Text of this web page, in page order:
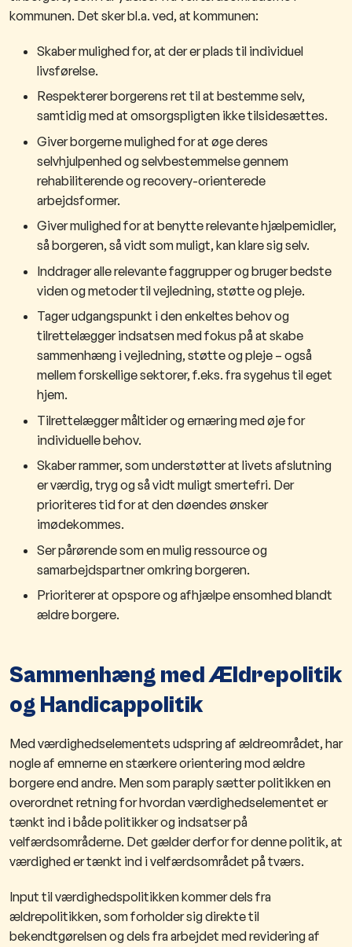
kommunen. Det sker bl.a. ved, at kommunen:
Skaber mulighed for, at der er plads til individuel
livsførelse.
Respekterer borgerens ret til at bestemme selv,
samtidig med at omsorgspligten ikke tilsidesættes.
Giver borgerne mulighed for at øge deres
selvhjulpenhed og selvbestemmelse gennem
rehabiliterende og recovery-orienterede
arbejdsformer.
Giver mulighed for at benytte relevante hjælpemidler,
så borgeren, så vidt som muligt, kan klare sig selv.
Inddrager alle relevante faggrupper og bruger bedste
viden og metoder til vejledning, støtte og pleje.
Tager udgangspunkt i den enkeltes behov og
tilrettelægger indsatsen med fokus på at skabe
sammenhæng i vejledning, støtte og pleje – også
mellem forskellige sektorer, f.eks. fra sygehus til eget
hjem.
Tilrettelægger måltider og ernæring med øje for
individuelle behov.
Skaber rammer, som understøtter at livets afslutning
er værdig, tryg og så vidt muligt smertefri. Der
prioriteres tid for at den døendes ønsker
imødekommes.
Ser pårørende som en mulig ressource og
samarbejdspartner omkring borgeren.
Prioriterer at opspore og afhjælpe ensomhed blandt
ældre borgere.
Sammenhæng med Ældrepolitik
og Handicappolitik
Med værdighedselementets udspring af ældreområdet, har
nogle af emnerne en stærkere orientering mod ældre
borgere end andre. Men som paraply sætter politikken en
overordnet retning for hvordan værdighedselementet er
tænkt ind i både politikker og indsatser på
velfærdsområderne. Det gælder derfor for denne politik, at
værdighed er tænkt ind i velfærdsområdet på tværs.
Input til værdighedspolitikken kommer dels fra
ældrepolitikken, som forholder sig direkte til
bekendtgørelsen og dels fra arbejdet med revidering af